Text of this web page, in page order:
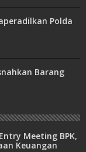
Polda
Barang
Meeting BPK,
Keuangan